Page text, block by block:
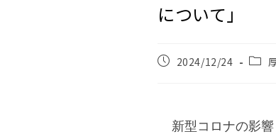
について」
2024/12/24
新型コロナの影